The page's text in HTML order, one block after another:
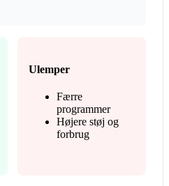
Ulemper
Færre
programmer
Højere støj og
forbrug